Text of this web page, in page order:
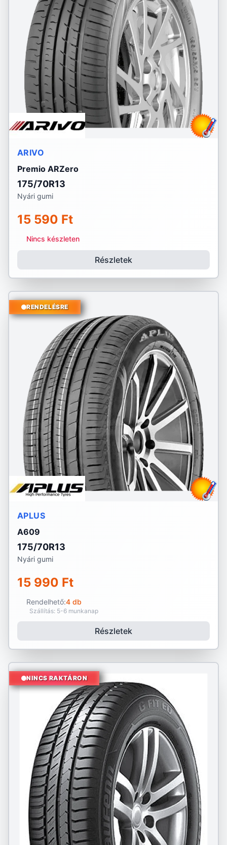
ARIVO
Premio ARZero
175/70R13
Nyári gumi
15 590 Ft
Nincs készleten
Részletek
RENDELÉSRE
APLUS
A609
175/70R13
Nyári gumi
15 990 Ft
Rendelhető:4 db
Szállítás: 5-6 munkanap
Részletek
NINCS RAKTÁRON